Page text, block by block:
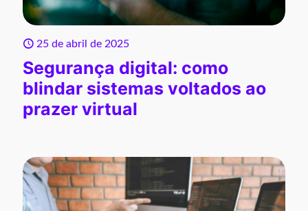
25 de abril de 2025
Segurança digital: como
blindar sistemas voltados ao
prazer virtual